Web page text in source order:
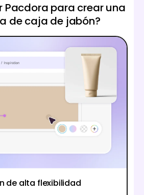
Pacdora para crear una
de caja de jabón?
de alta flexibilidad